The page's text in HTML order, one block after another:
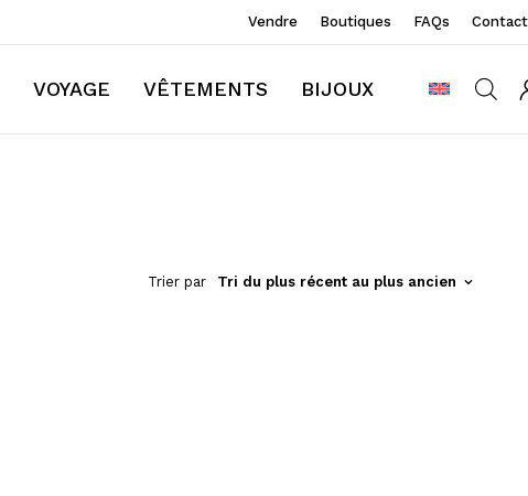
Vendre Boutiques FAQs Contact
VOYAGE VÊTEMENTS BIJOUX
Trier par Tri du plus récent au plus ancien